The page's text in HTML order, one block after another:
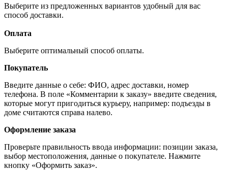
Выберите из предложенных вариантов удобный для вас
способ доставки.
Оплата
Выберите оптимальный способ оплаты.
Покупатель
Введите данные о себе: ФИО, адрес доставки, номер
телефона. В поле «Комментарии к заказу» введите сведения,
которые могут пригодиться курьеру, например: подъезды в
доме считаются справа налево.
Оформление заказа
Проверьте правильность ввода информации: позиции заказа,
выбор местоположения, данные о покупателе. Нажмите
кнопку «Оформить заказ».